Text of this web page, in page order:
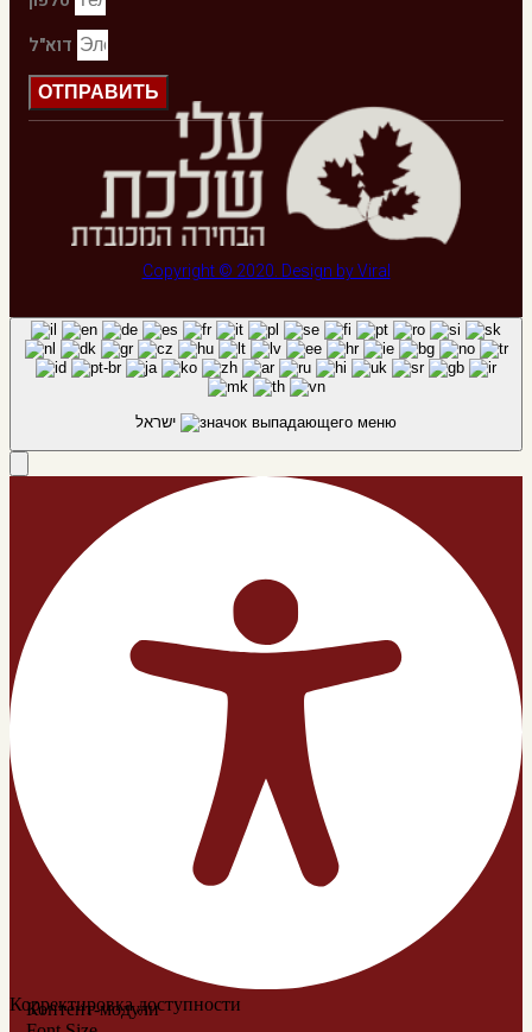
ОТПРАВИТЬ
Copyright © 2020. Design by Viral
Корректировка доступности
Контент-модули